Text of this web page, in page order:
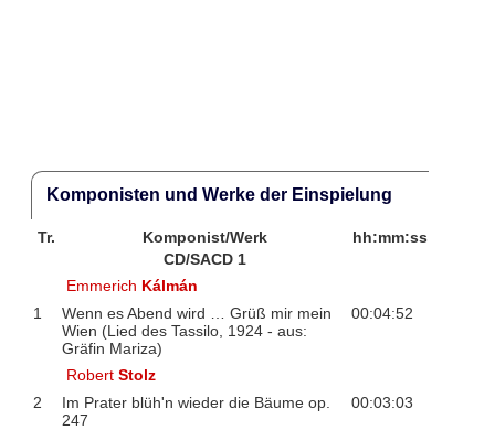
Komponisten und Werke der Einspielung
Tr. Komponist/Werk
hh:mm:ss
CD/SACD 1
Emmerich Kálmán
1
Wenn es Abend wird … Grüß mir mein
Wien (Lied des Tassilo, 1924 - aus:
Gräfin Mariza)
00:04:52
RobertStolz
2
Im Prater blüh'n wieder die Bäume op.
247
00:03:03